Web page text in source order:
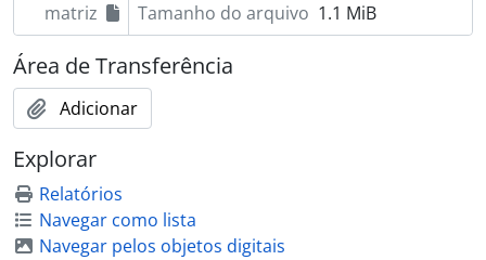
matriz
Tamanho do arquivo 1.1 MiB
Área de Transferência
Adicionar
Explorar
Relatórios
Navegar como lista
Navegar pelos objetos digitais